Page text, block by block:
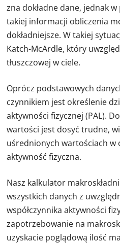
zna dokładne dane, jednak
takiej informacji obliczenia
dokładniejsze. W takiej
Katch-McArdle, który
tłuszczowej w ciele.
Oprócz podstawowych
czynnikiem jest określenie
aktywności fizycznej (PAL).
wartości jest dosyć trudne,
uśrednionych wartościach w
aktywność fizyczna.
Nasz kalkulator
wszystkich danych z
współczynnika aktywności
zapotrzebowanie na
uzyskacie poglądową ilość